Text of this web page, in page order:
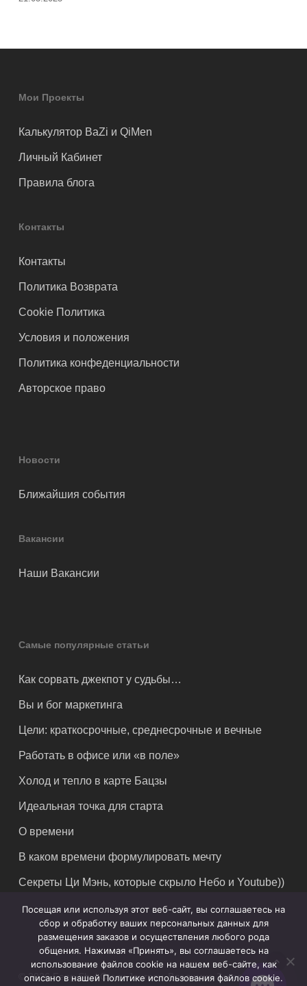
Мои Проекты
Калькулятор BaZi и QiMen
Личный Кабинет
Правила блога
Контакты
Контакты
Политика Возврата
Cookie Политика
Условия и положения
Политика конфеденциальности
Авторское право
Новости
Ближайшия события
Вакансии
Наши Вакансии
Самые популярные статьи
Как сорвать джекпот у судьбы…
Вы и бог маркетинга
Цели: краткосрочные, среднесрочные и вечные
Работать в офисе или «в поле»
Холод и тепло в карте Бацзы
Идеальная точка для старта
О времени
В каком времени формулировать мечту
Секреты Ци Мэнь, которые скрыло Небо и Youtube))
© 2026 Feng Shui Crazy Journey. Владимир Захаров. Все
Посещая или используя этот веб-сайт, вы соглашаетесь на
сбор и обработку ваших персональных данных для
размещения заказов и осуществления любого рода
общения. Нажимая «Принять», вы соглашаетесь на
использование файлов cookie на нашем веб-сайте, как
описано в нашей Политике использования файлов cookie.